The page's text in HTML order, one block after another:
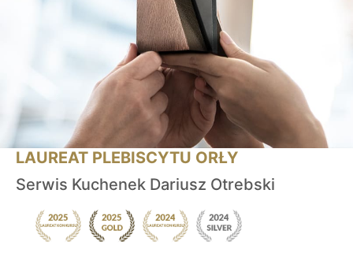
LAUREAT PLEBISCYTU ORŁY
Serwis Kuchenek Dariusz Otrebski